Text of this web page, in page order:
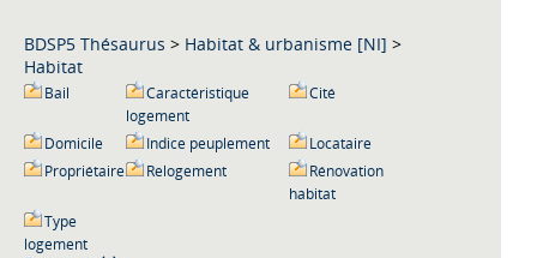
BDSP5 Thésaurus > Habitat & urbanisme [NI] >
Habitat
Bail
Caractéristique
logement
Cité
Domicile Indice peuplement
Locataire
Propriétaire
Relogement
Rénovation
habitat
Type
logement